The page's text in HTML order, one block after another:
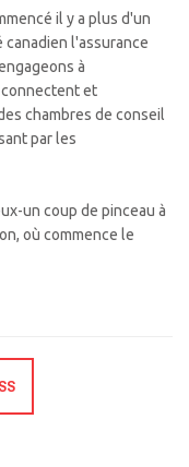
il y a plus d'un
canadien l'assurance
à
et
chambres de conseil
par les
un coup de pinceau à
où commence le